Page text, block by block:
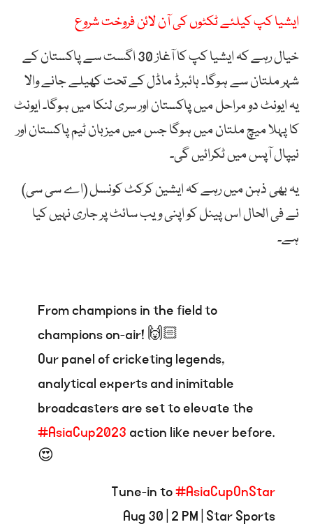
ایشیا کپ کیلئے ٹکٹوں کی آن لائن فروخت شروع
خیال رہے کہ ایشیا کپ کا آغاز 30 اگست سے پاکستان کے
شہر ملتان سے ہوگا۔ ہائبرڈ ماڈل کے تحت کھیلے جانے والا
یہ ایونٹ دو مراحل میں پاکستان اور سری لنکا میں ہوگا۔ ایونٹ
کا پہلا میچ ملتان میں ہوگا جس میں میزبان ٹیم پاکستان اور
نیپال آپس میں ٹکرائیں گی۔
یہ بھی ذہن میں رہے کہ ایشین کرکٹ کونسل (اے سی سی)
نے فی الحال اس پینل کو اپنی ویب سائٹ پر جاری نہیں کیا
ہے۔
From champions in the field to
champions on-air! 🙌🏻
Our panel of cricketing legends,
analytical experts and inimitable
broadcasters are set to elevate the
#AsiaCup2023 action like never before.
😍
Tune-in to#AsiaCupOnStar
Aug 30 | 2 PM | Star Sports